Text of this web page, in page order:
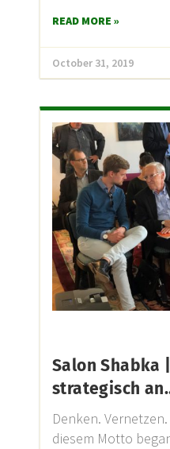
READ MORE »
October 31, 2019
Salon Shabka
strategisch
Denken.
diesem Motto